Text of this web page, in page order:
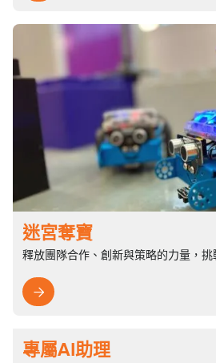
迷宮奪寶
釋放團隊合作、創新與策略的力量，挑

專屬AI助理